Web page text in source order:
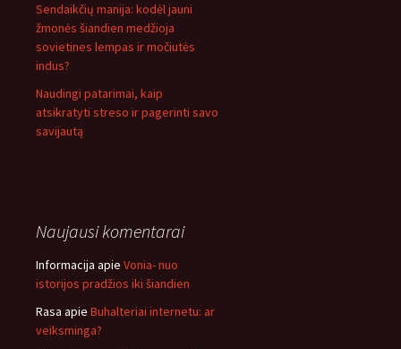
Sendaikčių manija: kodėl jauni
žmonės šiandien medžioja
sovietines lempas ir močiutės
indus?
Naudingi patarimai, kaip
atsikratyti streso ir pagerinti savo
savijautą
Naujausi komentarai
Informacija apie Vonia- nuo
istorijos pradžios iki šiandien
Rasa apie Buhalteriai internetu: ar
veiksminga?